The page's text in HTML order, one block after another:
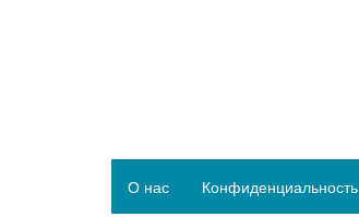
О нас Конфиденциальность